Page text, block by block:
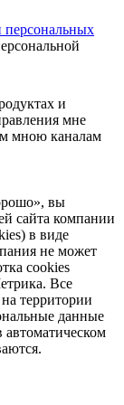
персональных
и
мне
мною каналам
вы
сайта компании
в виде
не может
cookies
Все
территории
данные